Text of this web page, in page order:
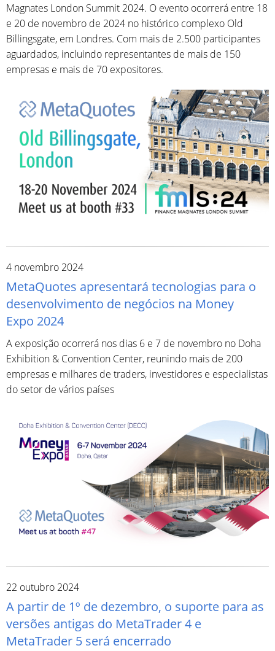
Magnates London Summit 2024. O evento ocorrerá entre 18
e 20 de novembro de 2024 no histórico complexo Old
Billingsgate, em Londres. Com mais de 2.500 participantes
aguardados, incluindo representantes de mais de 150
empresas e mais de 70 expositores.
4 novembro 2024
MetaQuotes apresentará tecnologias para o
desenvolvimento de negócios na Money
Expo 2024
A exposição ocorrerá nos dias 6 e 7 de novembro no Doha
Exhibition & Convention Center, reunindo mais de 200
empresas e milhares de traders, investidores e especialistas
do setor de vários países
22 outubro 2024
A partir de 1º de dezembro, o suporte para as
versões antigas do MetaTrader 4 e
MetaTrader 5 será encerrado